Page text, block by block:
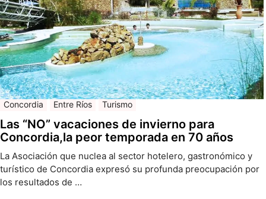
Concordia Entre Ríos Turismo
Las “NO” vacaciones de invierno para
Concordia,la peor temporada en 70 años
La Asociación que nuclea al sector hotelero, gastronómico y
turístico de Concordia expresó su profunda preocupación por
los resultados de …